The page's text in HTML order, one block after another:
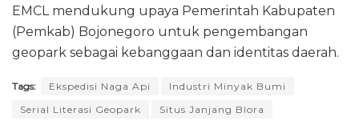
EMCL mendukung upaya Pemerintah Kabupaten
(Pemkab) Bojonegoro untuk pengembangan
geopark sebagai kebanggaan dan identitas daerah.
Tags: Ekspedisi Naga Api
Industri Minyak Bumi
Serial Literasi Geopark
Situs Janjang Blora